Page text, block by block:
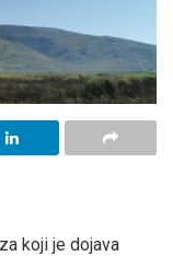
koji je dojava